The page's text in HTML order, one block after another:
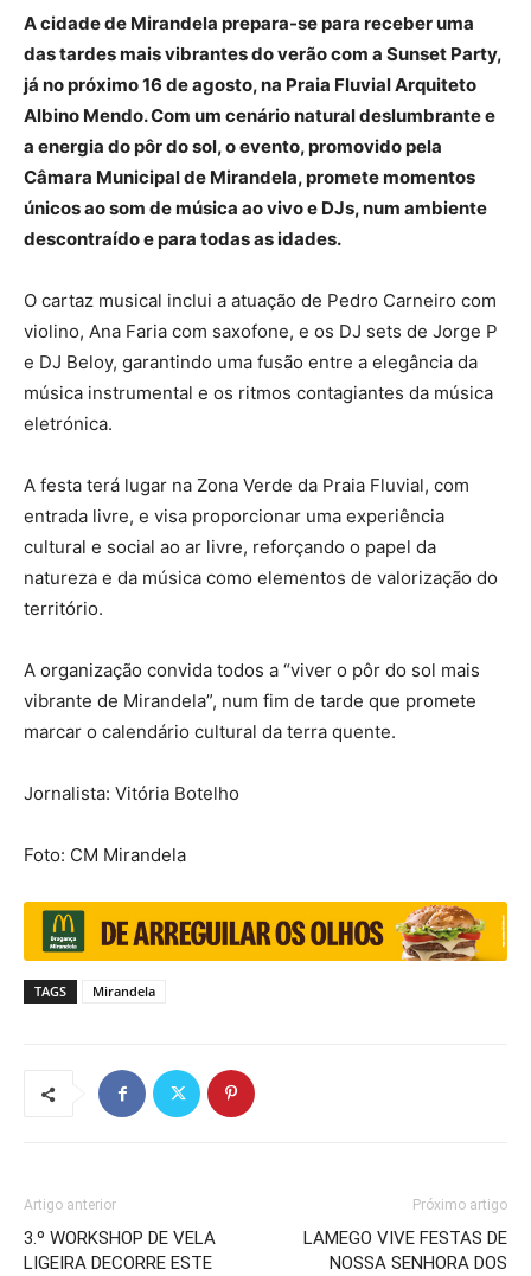
A cidade de Mirandela prepara-se para receber uma
das tardes mais vibrantes do verão com a Sunset Party,
já no próximo 16 de agosto, na Praia Fluvial Arquiteto
Albino Mendo. Com um cenário natural deslumbrante e
a energia do pôr do sol, o evento, promovido pela
Câmara Municipal de Mirandela, promete momentos
únicos ao som de música ao vivo e DJs, num ambiente
descontraído e para todas as idades.
O cartaz musical inclui a atuação de Pedro Carneiro com
violino, Ana Faria com saxofone, e os DJ sets de Jorge P
e DJ Beloy, garantindo uma fusão entre a elegância da
música instrumental e os ritmos contagiantes da música
eletrónica.
A festa terá lugar na Zona Verde da Praia Fluvial, com
entrada livre, e visa proporcionar uma experiência
cultural e social ao ar livre, reforçando o papel da
natureza e da música como elementos de valorização do
território.
A organização convida todos a “viver o pôr do sol mais
vibrante de Mirandela”, num fim de tarde que promete
marcar o calendário cultural da terra quente.
Jornalista: Vitória Botelho
Foto: CM Mirandela
TAGS Mirandela
Artigo anterior
3.º WORKSHOP DE VELA
LIGEIRA DECORRE ESTE
Próximo artigo
LAMEGO VIVE FESTAS DE
NOSSA SENHORA DOS